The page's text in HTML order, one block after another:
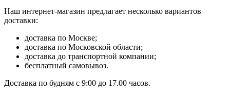
Наш интернет-магазин предлагает несколько вариантов
доставки:
доставка по Москве;
доставка по Московской области;
доставка до транспортной компании;
бесплатный самовывоз.
Доставка по будням с 9:00 до 17.00 часов.